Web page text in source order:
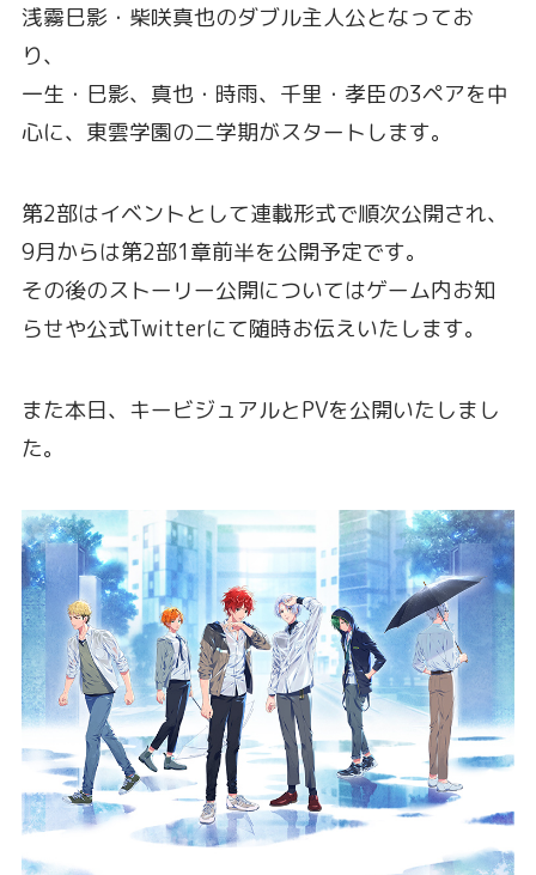
浅霧巳影・柴咲真也のダブル主人公となってお
り、
一生・巳影、真也・時雨、千里・孝臣の3ペアを中
心に、東雲学園の二学期がスタートします。
第2部はイベントとして連載形式で順次公開され、
9月からは第2部1章前半を公開予定です。
その後のストーリー公開についてはゲーム内お知
らせや公式Twitterにて随時お伝えいたします。
また本日、キービジュアルとPVを公開いたしまし
た。